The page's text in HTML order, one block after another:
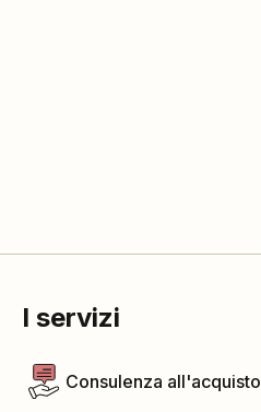
I servizi
Consulenza all'acquisto